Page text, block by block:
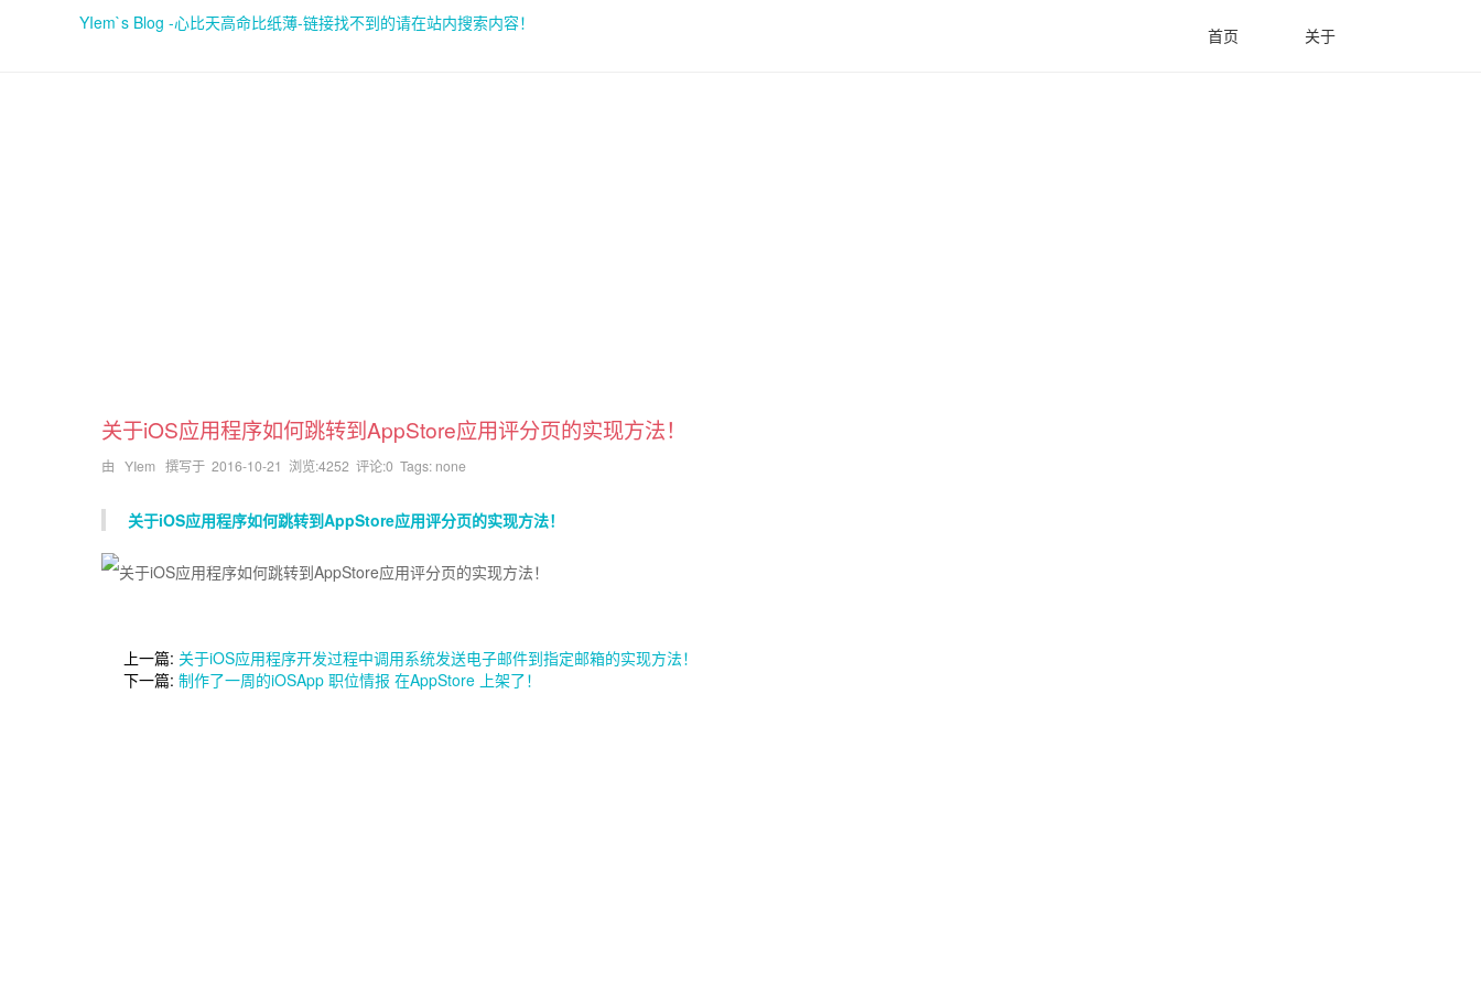
YIem`s Blog -心比天高命比纸薄-链接找不到的请在站内搜索内容！
首页 关于
关于iOS应用程序如何跳转到AppStore应用评分页的实现方法！
由 YIem 撰写于 2016-10-21 浏览:4252 评论:0 Tags: none
关于iOS应用程序如何跳转到AppStore应用评分页的实现方法！
上一篇: 关于iOS应用程序开发过程中调用系统发送电子邮件到指定邮箱的实现方法！
下一篇: 制作了一周的iOSApp 职位情报 在AppStore 上架了！